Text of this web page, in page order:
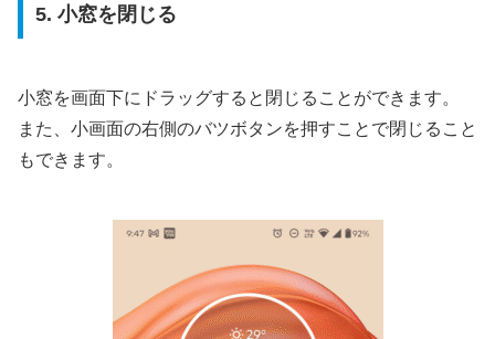
5. 小窓を閉じる
小窓を画面下にドラッグすると閉じることができます。
また、小画面の右側のバツボタンを押すことで閉じること
もできます。